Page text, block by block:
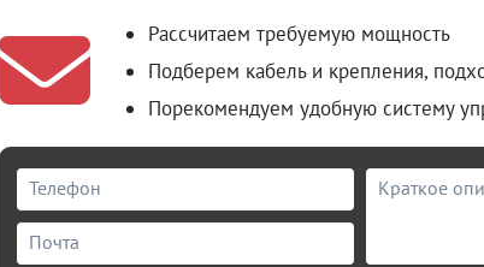
Рассчитаем требуемую мощность
Подберем кабель и крепления,
Порекомендуем удобную систему